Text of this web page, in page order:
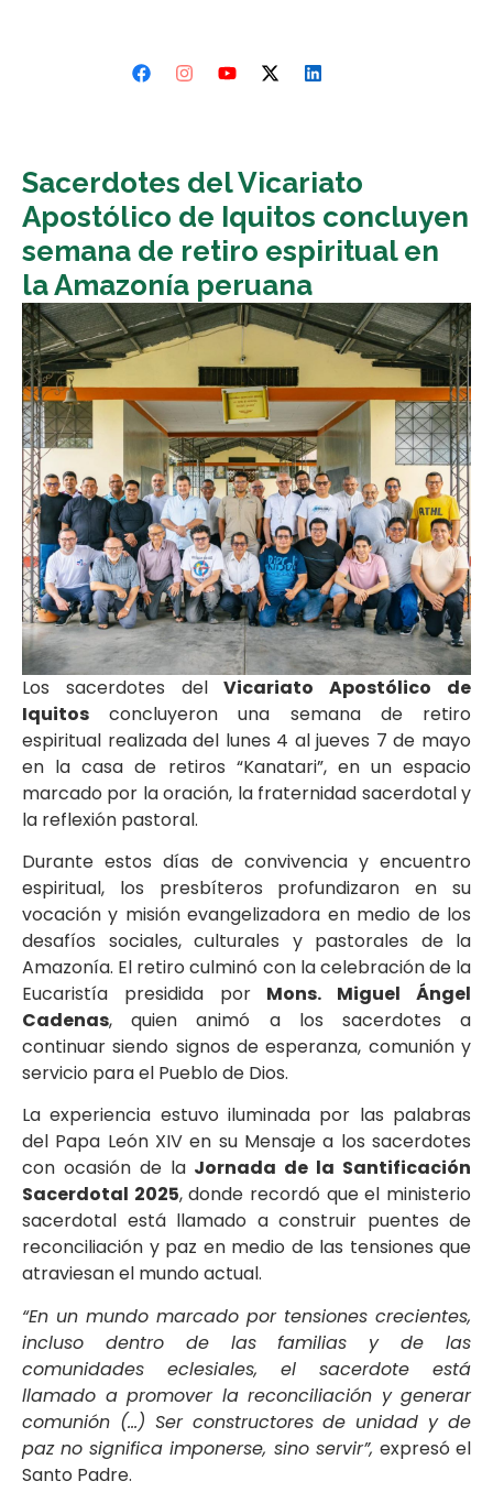
Sacerdotes del Vicariato
Apostólico de Iquitos concluyen
semana de retiro espiritual en
la Amazonía peruana
Los sacerdotes del Vicariato Apostólico de
Iquitos concluyeron una semana de retiro
espiritual realizada del lunes 4 al jueves 7 de mayo
en la casa de retiros “Kanatari”, en un espacio
marcado por la oración, la fraternidad sacerdotal y
la reflexión pastoral.
Durante estos días de convivencia y encuentro
espiritual, los presbíteros profundizaron en su
vocación y misión evangelizadora en medio de los
desafíos sociales, culturales y pastorales de la
Amazonía. El retiro culminó con la celebración de la
Eucaristía presidida por Mons. Miguel Ángel
Cadenas, quien animó a los sacerdotes a
continuar siendo signos de esperanza, comunión y
servicio para el Pueblo de Dios.
La experiencia estuvo iluminada por las palabras
del Papa León XIV en su Mensaje a los sacerdotes
con ocasión de la Jornada de la Santificación
Sacerdotal 2025, donde recordó que el ministerio
sacerdotal está llamado a construir puentes de
reconciliación y paz en medio de las tensiones que
atraviesan el mundo actual.
“En un mundo marcado por tensiones crecientes,
incluso dentro de las familias y de las
comunidades eclesiales, el sacerdote está
llamado a promover la reconciliación y generar
comunión (…) Ser constructores de unidad y de
paz no significa imponerse, sino servir”, expresó el
Santo Padre.